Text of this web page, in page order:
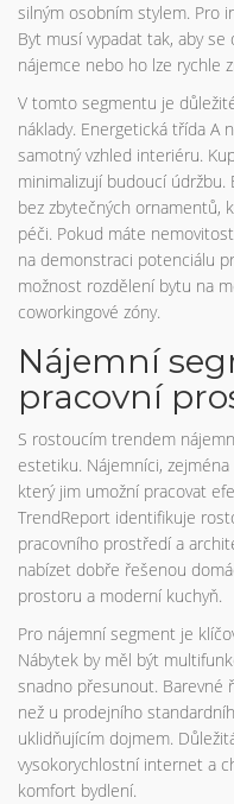
silným osobním stylem. Pro
Byt musí vypadat tak, aby
nájemce nebo ho lze rychle
V tomto segmentu je
náklady. Energetická třída A
samotný vzhled interiéru.
minimalizují budoucí
bez zbytečných ornamentů,
péči. Pokud máte
na demonstraci potenciálu
možnost rozdělení bytu na
coworkingové zóny.
Nájemní
pracovní
S rostoucím trendem
estetiku. Nájemníci,
který jim umožní pracovat
TrendReport identifikuje
pracovního prostředí a
nabízet dobře řešenou
prostoru a moderní kuchyň.
Pro nájemní segment je
Nábytek by měl být
snadno přesunout. Barevné
než u prodejního
uklidňujícím dojmem.
vysokorychlostní internet a
komfort bydlení.